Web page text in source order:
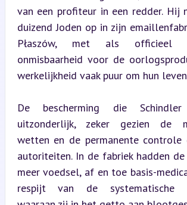
van een profiteur in een redder. Hij
duizend Joden op in zijn
Płaszów, met als officieel
onmisbaarheid voor de
werkelijkheid vaak puur om hun
De bescherming die
uitzonderlijk, zeker gezien de
wetten en de permanente controle
autoriteiten. In de fabriek hadden
meer voedsel, af en toe basis-
respijt van de systematische